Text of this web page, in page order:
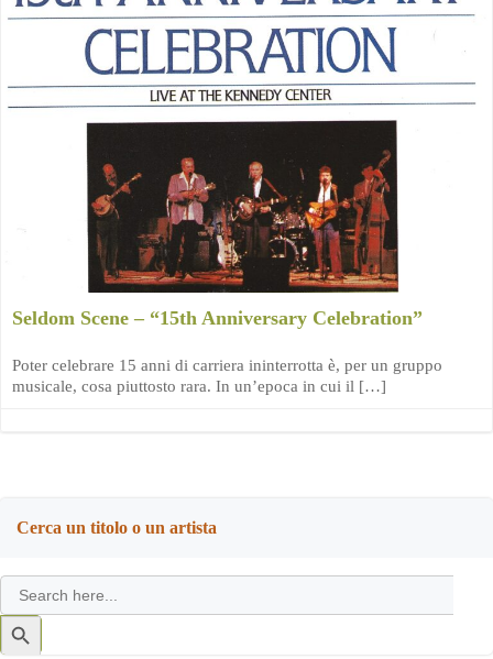
Seldom Scene – “15th Anniversary Celebration”
Poter celebrare 15 anni di carriera ininterrotta è, per un gruppo
musicale, cosa piuttosto rara. In un’epoca in cui il […]
Cerca un titolo o un artista
Search
for:
Search
Button